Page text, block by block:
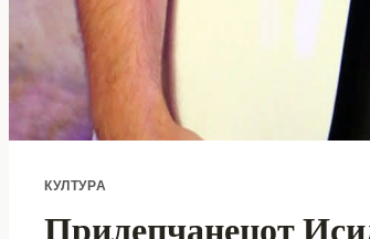
КУЛТУРА